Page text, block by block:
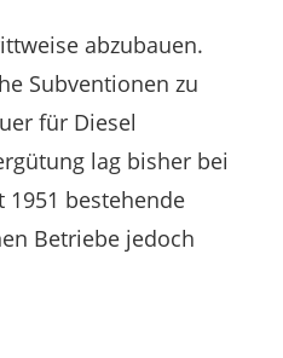
abzubauen.
Subventionen zu
für Diesel
lag bisher bei
bestehende
Betriebe jedoch